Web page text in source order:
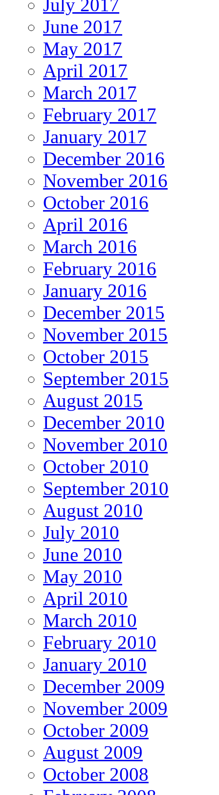
July 2017
June 2017
May 2017
April 2017
March 2017
February 2017
January 2017
December 2016
November 2016
October 2016
April 2016
March 2016
February 2016
January 2016
December 2015
November 2015
October 2015
September 2015
August 2015
December 2010
November 2010
October 2010
September 2010
August 2010
July 2010
June 2010
May 2010
April 2010
March 2010
February 2010
January 2010
December 2009
November 2009
October 2009
August 2009
October 2008